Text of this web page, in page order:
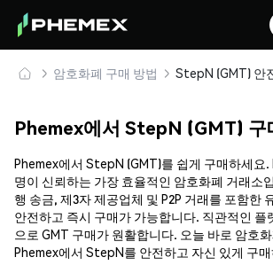
암호화폐 구매 방법
Phemex에서 StepN (GMT) 구
Phemex에서 StepN (GMT)를 쉽게 구매하세요.
명이 신뢰하는 가장 효율적인 암호화폐 거래소
행 송금, 제3자 제공업체 및 P2P 거래를 포함한
안전하고 즉시 구매가 가능합니다. 직관적인 플
으로 GMT 구매가 원활합니다. 오늘 바로 암호
Phemex에서 StepN를 안전하고 자신 있게 구